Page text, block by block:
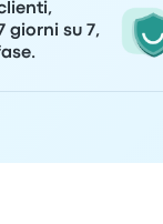
giorni su 7,